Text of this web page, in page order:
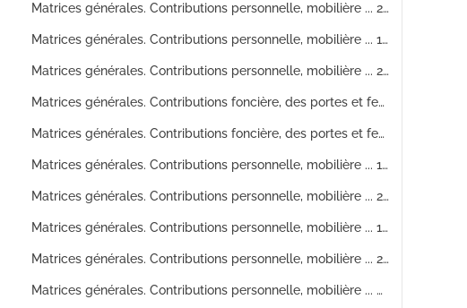
Matrices générales. Contributions personnelle, mobilière ... 2? division. Ville et banlieue
Matrices générales. Contributions personnelle, mobilière ... 1? division. Ville et banlieue
Matrices générales. Contributions personnelle, mobilière ... 2° division. Ville et banlieue
Matrices générales. Contributions foncière, des portes et fenêtres ... 1ere division
Matrices générales. Contributions foncière, des portes et fenêtres... 2° division
Matrices générales. Contributions personnelle, mobilière ... 1ere division. Ville et banlieue
Matrices générales. Contributions personnelle, mobilière ... 2° division. Ville et banlieue
Matrices générales. Contributions personnelle, mobilière ... 1ère division. Ville.
Matrices générales. Contributions personnelle, mobilière ... 2ème division. Banlieue
Matrices générales. Contributions personnelle, mobilière ... Ville